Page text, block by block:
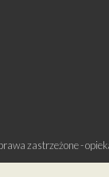
zastrzeżone -